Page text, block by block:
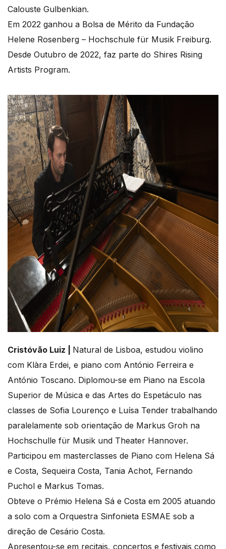
Calouste Gulbenkian.
Em 2022 ganhou a Bolsa de Mérito da Fundação
Helene Rosenberg – Hochschule für Musik Freiburg.
Desde Outubro de 2022, faz parte do Shires Rising
Artists Program.
Cristóvão Luiz | Natural de Lisboa, estudou violino
com Klàra Erdei, e piano com António Ferreira e
António Toscano. Diplomou-se em Piano na Escola
Superior de Música e das Artes do Espetáculo nas
classes de Sofia Lourenço e Luísa Tender trabalhando
paralelamente sob orientação de Markus Groh na
Hochschulle für Musik und Theater Hannover.
Participou em masterclasses de Piano com Helena Sá
e Costa, Sequeira Costa, Tania Achot, Fernando
Puchol e Markus Tomas.
Obteve o Prémio Helena Sá e Costa em 2005 atuando
a solo com a Orquestra Sinfonieta ESMAE sob a
direção de Cesário Costa.
Apresentou-se em recitais, concertos e festivais como